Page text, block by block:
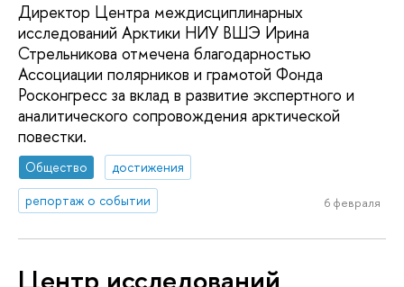
Директор Центра междисциплинарных
исследований Арктики НИУ ВШЭ Ирина
Стрельникова отмечена благодарностью
Ассоциации полярников и грамотой Фонда
Росконгресс за вклад в развитие экспертного и
аналитического сопровождения арктической
повестки.
Общество
достижения
репортаж о событии
6 февраля